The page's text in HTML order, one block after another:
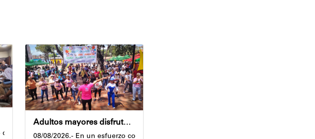
a través de la Gran Misión Venezuela Joven junto a la Gobernación de Miranda y
de mantener un diálogo directo y dar respuesta oportuna a los requerimientos de la
Adultos mayores disfrutaron de la jornada "Los abuelos ríen, Venezuela ríe"
08/08/2026.- En un esfuerzo conjunto del alcalde Diógenes Lara y las diferentes